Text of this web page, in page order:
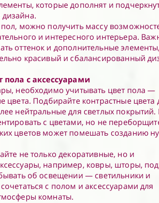
которые дополнят и
можно получить массу
и интересного интерьера.
оттенок и дополнительные
красивый и сбалансированный
пола с аксессуарами
необходимо учитывать цвет пола —
цвета. Подбирайте контрастные цвета
нейтральные для светлых покрытий.
с цветами, но не
цветов может помешать созданию
не только декоративные, но и
например, ковры, шторы,
об освещении — светильники и
с полом и аксессуарами для
комнаты.